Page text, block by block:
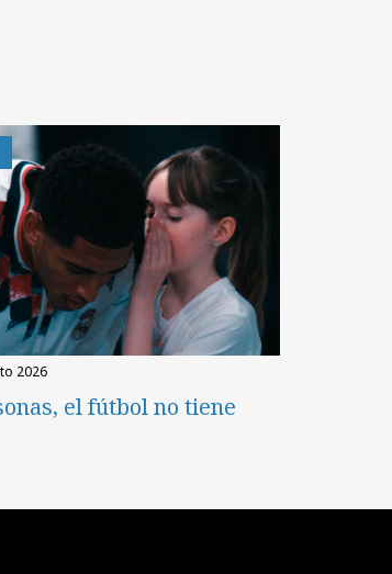
2026
el fútbol no tiene